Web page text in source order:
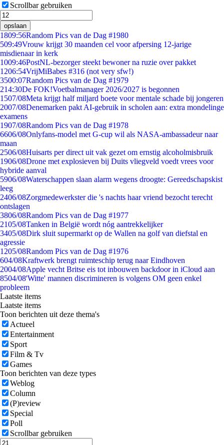
Scrollbar gebruiken
opslaan
1809:56Random Pics van de Dag #1980
509:49Vrouw krijgt 30 maanden cel voor afpersing 12-jarige
misdienaar in kerk
1009:46PostNL-bezorger steekt bewoner na ruzie over pakket
1206:54VrijMiBabes #316 (not very sfw!)
3500:07Random Pics van de Dag #1979
214:30De FOK!Voetbalmanager 2026/2027 is begonnen
1507/08Meta krijgt half miljard boete voor mentale schade bij jongeren
2007/08Denemarken pakt AI-gebruik in scholen aan: extra mondelinge
examens
1907/08Random Pics van de Dag #1978
6606/08Onlyfans-model met G-cup wil als NASA-ambassadeur naar
maan
2506/08Huisarts per direct uit vak gezet om ernstig alcoholmisbruik
1906/08Drone met explosieven bij Duits vliegveld voedt vrees voor
hybride aanval
5906/08Waterschappen slaan alarm wegens droogte: Gereedschapskist
leeg
2406/08Zorgmedewerkster die 's nachts haar vriend bezocht terecht
ontslagen
3806/08Random Pics van de Dag #1977
2105/08Tanken in België wordt nóg aantrekkelijker
3405/08Dirk sluit supermarkt op de Wallen na golf van diefstal en
agressie
1205/08Random Pics van de Dag #1976
604/08Kraftwerk brengt ruimteschip terug naar Eindhoven
2004/08Apple vecht Britse eis tot inbouwen backdoor in iCloud aan
8504/08'Witte' mannen discrimineren is volgens OM geen enkel
probleem
Laatste items
Laatste items
Toon berichten uit deze thema's
Actueel
Entertainment
Sport
Film & Tv
Games
Toon berichten van deze types
Weblog
Column
(P)review
Special
Poll
Scrollbar gebruiken